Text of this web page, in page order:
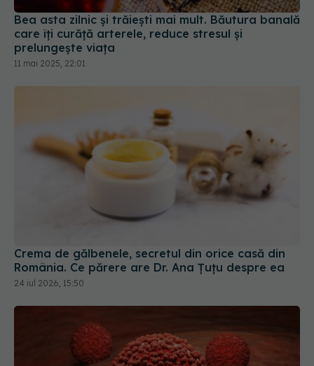
Bea asta zilnic și trăiești mai mult. Băutura banală
care îți curăță arterele, reduce stresul și
prelungește viața
11 mai 2025, 22:01
Crema de gălbenele, secretul din orice casă din
România. Ce părere are Dr. Ana Țuțu despre ea
24 iul 2026, 15:50